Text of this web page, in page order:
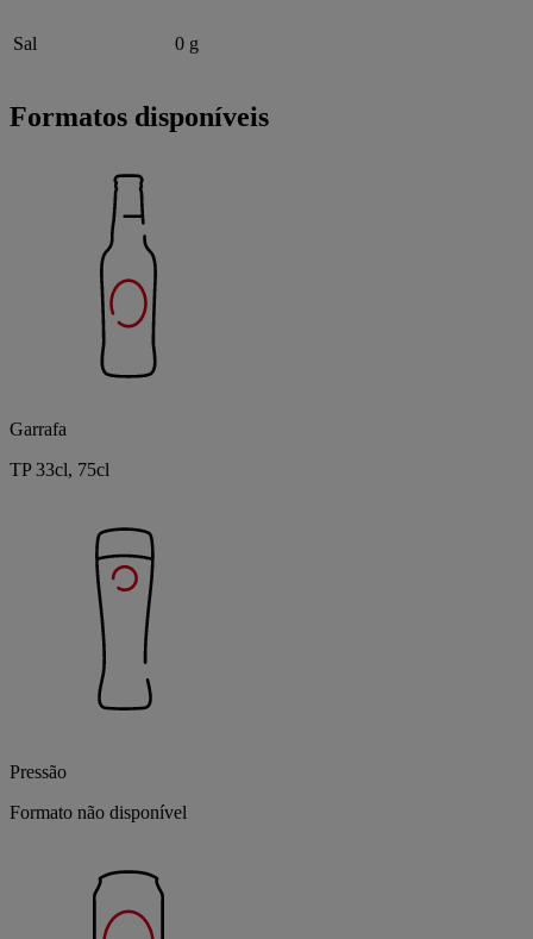
Sal 0 g
Formatos disponíveis
Garrafa
TP 33cl, 75cl
Pressão
Formato não disponível